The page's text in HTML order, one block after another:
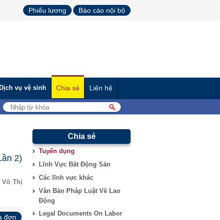
Phiếu lương Báo cáo nội bộ
Dịch vụ vệ sinh Chia sẻ Liên hệ
2)
Thị
Chia sẻ
Tuyển dụng
Lĩnh Vực Bất Động Sản
Các lĩnh vực khác
Văn Bản Pháp Luật Về Lao
Động
Legal Documents On Labor